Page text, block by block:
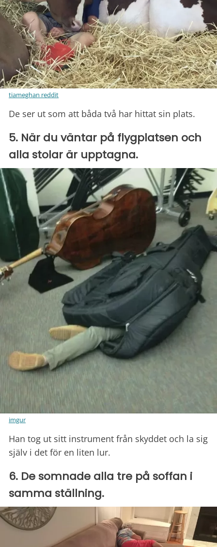
tiameghan reddit
De ser ut som att båda två har hittat sin plats.
5. När du väntar på flygplatsen och
alla stolar är upptagna.
imgur
Han tog ut sitt instrument från skyddet och la sig
själv i det för en liten lur.
6. De somnade alla tre på soffan i
samma ställning.